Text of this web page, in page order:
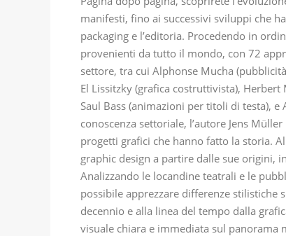
manifesti, fino ai successivi sviluppi che
packaging e l’editoria. Procedendo in
provenienti da tutto il mondo, con 72
settore, tra cui Alphonse Mucha
El Lissitzky (grafica costruttivista),
Saul Bass (animazioni per titoli di testa),
conoscenza settoriale, l’autore Jens
progetti grafici che hanno fatto la storia.
graphic design a partire dalle sue origini,
Analizzando le locandine teatrali e le
possibile apprezzare differenze stilistiche
decennio e alla linea del tempo dalla
visuale chiara e immediata sul panorama